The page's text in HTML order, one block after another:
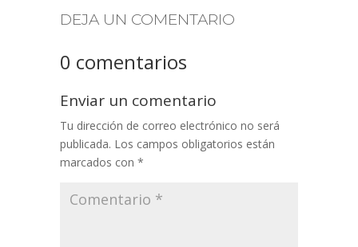
DEJA UN COMENTARIO
0 comentarios
Enviar un comentario
Tu dirección de correo electrónico no será
publicada. Los campos obligatorios están
marcados con *